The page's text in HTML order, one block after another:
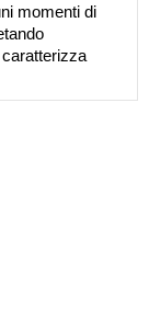
momenti di